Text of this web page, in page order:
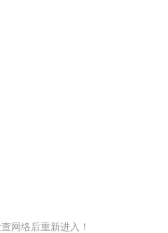
网络后重新进入！